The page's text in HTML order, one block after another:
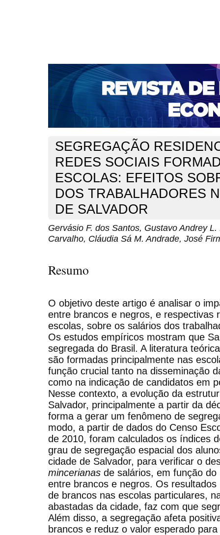
CAPA SOBRE ACESSO CADASTRO
NOTÍCIAS
PORTAL DE REVISTAS DA UNIFACS
BASES DE DADOS E INDEXADORES
Capa Ano XXIV - V. 1 - N. 51 - Abril de 2022 >Santos
SEGREGAÇÃO
REDES SOCIAIS
ESCOLAS: EFEITOS
DOS TRABALHADORES
DE SALVADOR
Gervásio F. dos Santos, Gustavo Andrey
Carvalho, Cláudia Sá M. Andrade, José
Resumo
O objetivo deste artigo é analisar o
entre brancos e negros, e respectivas
escolas, sobre os salários dos
Os estudos empíricos mostram que
segregada do Brasil. A literatura
são formadas principalmente nas
função crucial tanto na disseminação
como na indicação de candidatos em
Nesse contexto, a evolução da
Salvador, principalmente a partir da
forma a gerar um fenômeno de
modo, a partir de dados do Censo
de 2010, foram calculados os índices
grau de segregação espacial dos
cidade de Salvador, para verificar o
mincerianas de salários, em função
entre brancos e negros. Os
de brancos nas escolas particulares,
abastadas da cidade, faz com que
Além disso, a segregação afeta
brancos e reduz o valor esperado